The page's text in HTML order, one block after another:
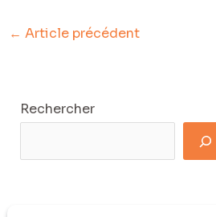
← Article précédent
Rechercher